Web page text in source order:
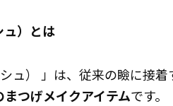
ュ）とは
ュ） 」は、従来の瞼に接
つげメイクアイテムです。